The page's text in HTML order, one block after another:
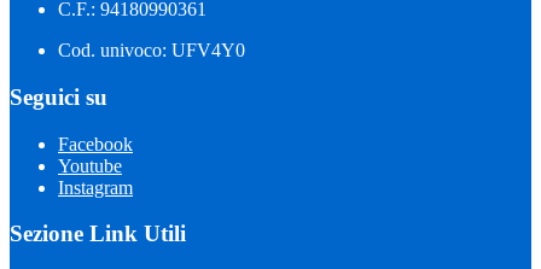
C.F.: 94180990361
Cod. univoco: UFV4Y0
Seguici su
Facebook
Youtube
Instagram
Sezione Link Utili